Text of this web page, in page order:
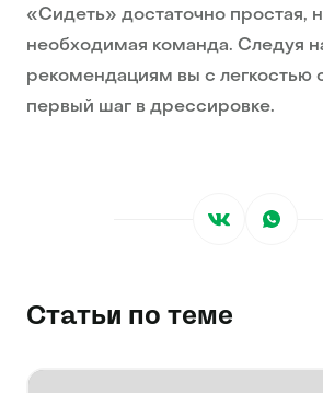
«Сидеть» достаточно простая,
необходимая команда. Следуя
рекомендациям вы с легкостью
первый шаг в дрессировке.
Статьи по теме